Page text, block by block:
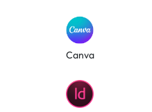
Canva